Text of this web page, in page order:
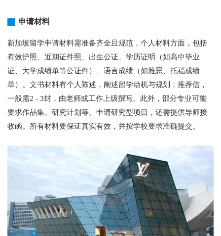
申请材料
新加坡留学申请材料需准备齐全且规范，个人材料方面，包括
有效护照、近期证件照、出生公证、学历证明（如高中毕业
证、大学成绩单等公证件）、语言成绩（如雅思、托福成绩
单）。文书材料有个人陈述，阐述留学动机与规划；推荐信，
一般需2 - 3封，由老师或工作上级撰写。此外，部分专业可能
要求作品集、研究计划等。申请研究型项目，还需提供导师接
收函。所有材料要保证真实有效，并按学校要求准确提交。